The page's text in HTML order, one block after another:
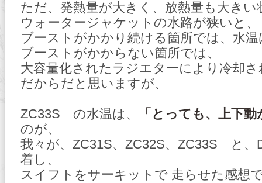
ただ、発熱量が大きく、放熱量も大きい
ウォータージャケットの水路が狭いと、
ブーストがかかり続ける箇所では、水
ブーストがかからない箇所では、
大容量化されたラジエターにより冷却
だからだと思いますが、
ZC33S の水温は、
「とっても、上下
のが、
我々が、ZC31S、ZC32S、ZC33S と、
着し、
スイフトをサーキットで 走らせた感想